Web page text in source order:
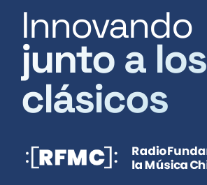
Innovando
junto a los
clásicos